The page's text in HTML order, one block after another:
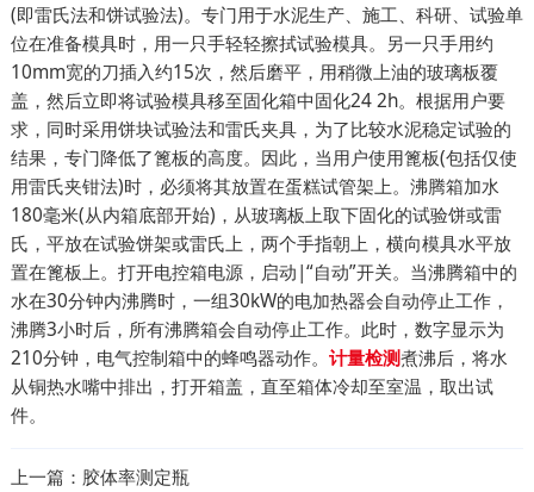
(即雷氏法和饼试验法)。专门用于水泥生产、施工、科研、试验单
位在准备模具时，用一只手轻轻擦拭试验模具。另一只手用约
10mm宽的刀插入约15次，然后磨平，用稍微上油的玻璃板覆
盖，然后立即将试验模具移至固化箱中固化24 2h。根据用户要
求，同时采用饼块试验法和雷氏夹具，为了比较水泥稳定试验的
结果，专门降低了篦板的高度。因此，当用户使用篦板(包括仅使
用雷氏夹钳法)时，必须将其放置在蛋糕试管架上。沸腾箱加水
180毫米(从内箱底部开始)，从玻璃板上取下固化的试验饼或雷
氏，平放在试验饼架或雷氏上，两个手指朝上，横向模具水平放
置在篦板上。打开电控箱电源，启动|“自动”开关。当沸腾箱中的
水在30分钟内沸腾时，一组30kW的电加热器会自动停止工作，
沸腾3小时后，所有沸腾箱会自动停止工作。此时，数字显示为
210分钟，电气控制箱中的蜂鸣器动作。 计量检测煮沸后，将水
从铜热水嘴中排出，打开箱盖，直至箱体冷却至室温，取出试
件。
上一篇： 胶体率测定瓶